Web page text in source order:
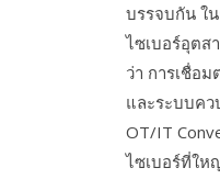
บรรจบกัน ใ
ไซเบอร์อุตส
ว่า การเชื่อ
และระบบคว
OT/IT
ไซเบอร์ที่ใ